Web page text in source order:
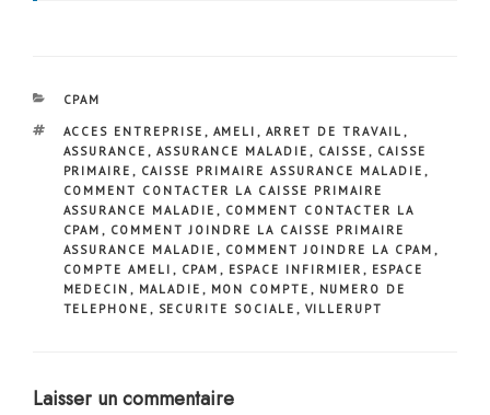
CATÉGORIES
CPAM
ÉTIQUETTES
ACCES ENTREPRISE , AMELI , ARRET DE TRAVAIL ,
ASSURANCE , ASSURANCE MALADIE , CAISSE , CAISSE
PRIMAIRE , CAISSE PRIMAIRE ASSURANCE MALADIE ,
COMMENT CONTACTER LA CAISSE PRIMAIRE
ASSURANCE MALADIE , COMMENT CONTACTER LA
CPAM , COMMENT JOINDRE LA CAISSE PRIMAIRE
ASSURANCE MALADIE , COMMENT JOINDRE LA CPAM ,
COMPTE AMELI , CPAM , ESPACE INFIRMIER , ESPACE
MEDECIN , MALADIE , MON COMPTE , NUMERO DE
TELEPHONE , SECURITE SOCIALE , VILLERUPT
Laisser un commentaire